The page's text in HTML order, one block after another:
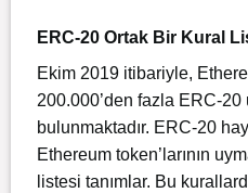
ERC-20 Ortak Bir Kural
Ekim 2019 itibariyle,
200.000’den fazla ERC-20
bulunmaktadır. ERC-20
Ethereum token’larının
listesi tanımlar. Bu